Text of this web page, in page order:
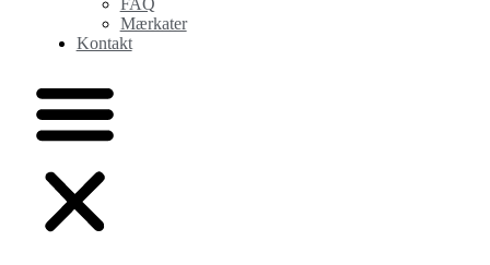
Mærkater
Kontakt